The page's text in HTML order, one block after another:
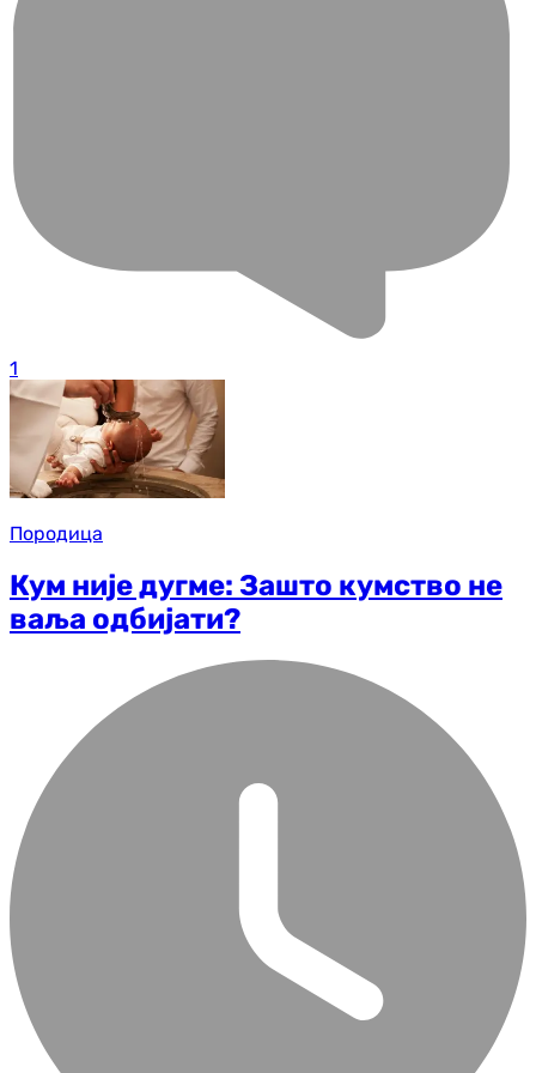
1
Породица
Кум није дугме: Зашто кумство не
ваља одбијати?